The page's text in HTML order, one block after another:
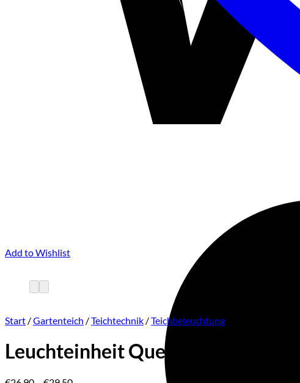
Add to Wishlist
Start /Gartenteich /Teichtechnik /Teichbeleuchtung
Leuchteinheit Quellstar 600